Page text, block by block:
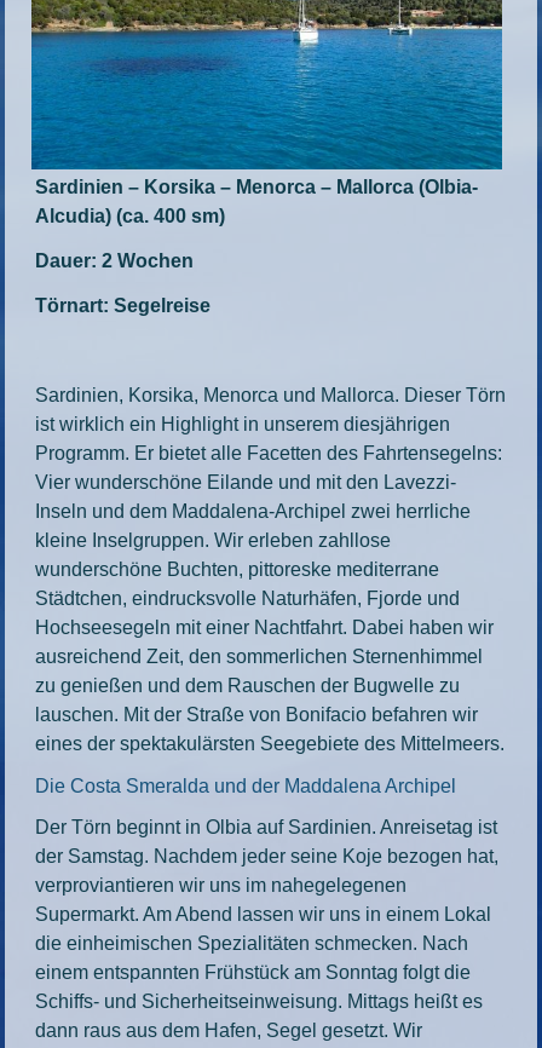
Sardinien – Korsika – Menorca – Mallorca (Olbia-
Alcudia) (ca. 400 sm)
Dauer: 2 Wochen
Törnart: Segelreise
Sardinien, Korsika, Menorca und Mallorca. Dieser Törn
ist wirklich ein Highlight in unserem diesjährigen
Programm. Er bietet alle Facetten des Fahrtensegelns:
Vier wunderschöne Eilande und mit den Lavezzi-
Inseln und dem Maddalena-Archipel zwei herrliche
kleine Inselgruppen. Wir erleben zahllose
wunderschöne Buchten, pittoreske mediterrane
Städtchen, eindrucksvolle Naturhäfen, Fjorde und
Hochseesegeln mit einer Nachtfahrt. Dabei haben wir
ausreichend Zeit, den sommerlichen Sternenhimmel
zu genießen und dem Rauschen der Bugwelle zu
lauschen. Mit der Straße von Bonifacio befahren wir
eines der spektakulärsten Seegebiete des Mittelmeers.
Die Costa Smeralda und der Maddalena Archipel
Der Törn beginnt in Olbia auf Sardinien. Anreisetag ist
der Samstag. Nachdem jeder seine Koje bezogen hat,
verproviantieren wir uns im nahegelegenen
Supermarkt. Am Abend lassen wir uns in einem Lokal
die einheimischen Spezialitäten schmecken. Nach
einem entspannten Frühstück am Sonntag folgt die
Schiffs- und Sicherheitseinweisung. Mittags heißt es
dann raus aus dem Hafen, Segel gesetzt. Wir